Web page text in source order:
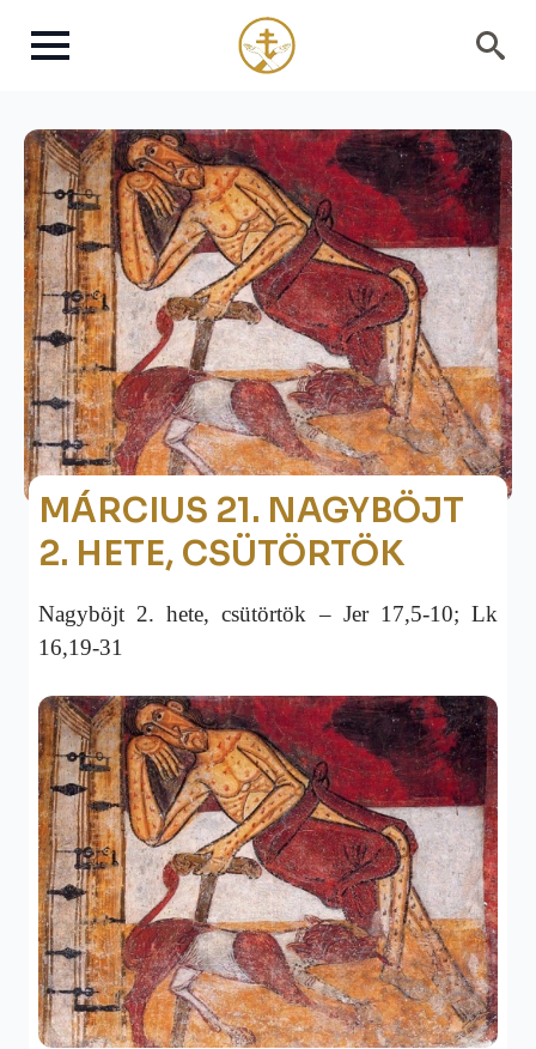
MÁRCIUS 21. NAGYBÖJT
2. HETE, CSÜTÖRTÖK
Nagyböjt 2. hete, csütörtök – Jer 17,5-10; Lk
16,19-31